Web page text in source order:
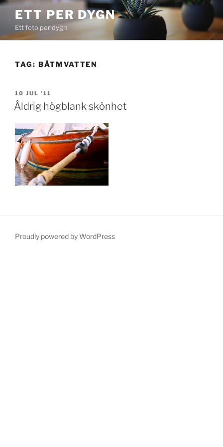
Skip
content
ETT PER DYGN
Ett foto per dygn
TAG: BÅTMVATTEN
POSTED
ON
10 JUL ’11
Åldrig högblank skönhet
Proudly powered by WordPress